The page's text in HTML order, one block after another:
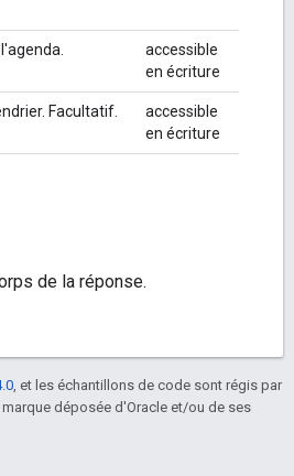
accessible
en écriture
Facultatif.
accessible
en écriture
de la réponse.
, et les échantillons de code sont régis par
marque déposée d'Oracle et/ou de ses